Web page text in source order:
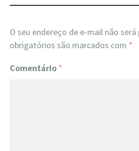
O seu endereço de e-mail não será
obrigatórios são marcados com *
Comentário *